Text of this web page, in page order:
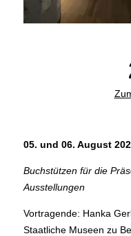
05. und 06. August
Buchstützen für die
Ausstellungen
Vortragende: Hanka
Staatliche Museen zu